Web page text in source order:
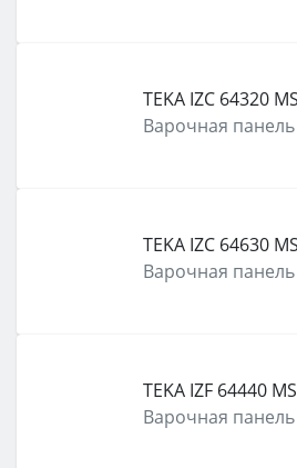
TEKA IZC 64320
Варочная
TEKA IZC 64630
Варочная
TEKA IZF 64440
Варочная